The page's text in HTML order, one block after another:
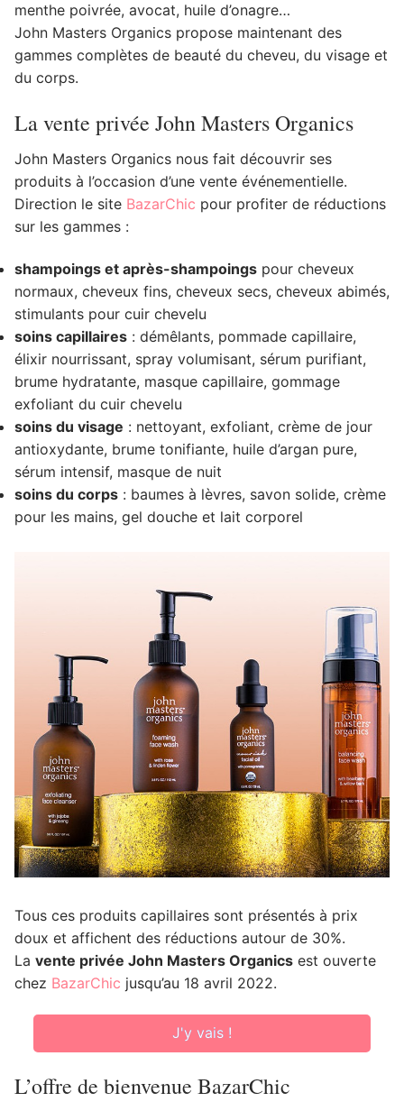
menthe poivrée, avocat, huile d’onagre…
John Masters Organics propose maintenant des
gammes complètes de beauté du cheveu, du visage et
du corps.
La vente privée John Masters Organics
John Masters Organics nous fait découvrir ses
produits à l’occasion d’une vente événementielle.
Direction le site BazarChic pour profiter de réductions
sur les gammes :
shampoings et après-shampoings pour cheveux
normaux, cheveux fins, cheveux secs, cheveux abimés,
stimulants pour cuir chevelu
soins capillaires : démêlants, pommade capillaire,
élixir nourrissant, spray volumisant, sérum purifiant,
brume hydratante, masque capillaire, gommage
exfoliant du cuir chevelu
soins du visage : nettoyant, exfoliant, crème de jour
antioxydante, brume tonifiante, huile d’argan pure,
sérum intensif, masque de nuit
soins du corps : baumes à lèvres, savon solide, crème
pour les mains, gel douche et lait corporel
Tous ces produits capillaires sont présentés à prix
doux et affichent des réductions autour de 30%.
La vente privée John Masters Organics est ouverte
chez BazarChic jusqu’au 18 avril 2022.
J'y vais !
L’offre de bienvenue BazarChic